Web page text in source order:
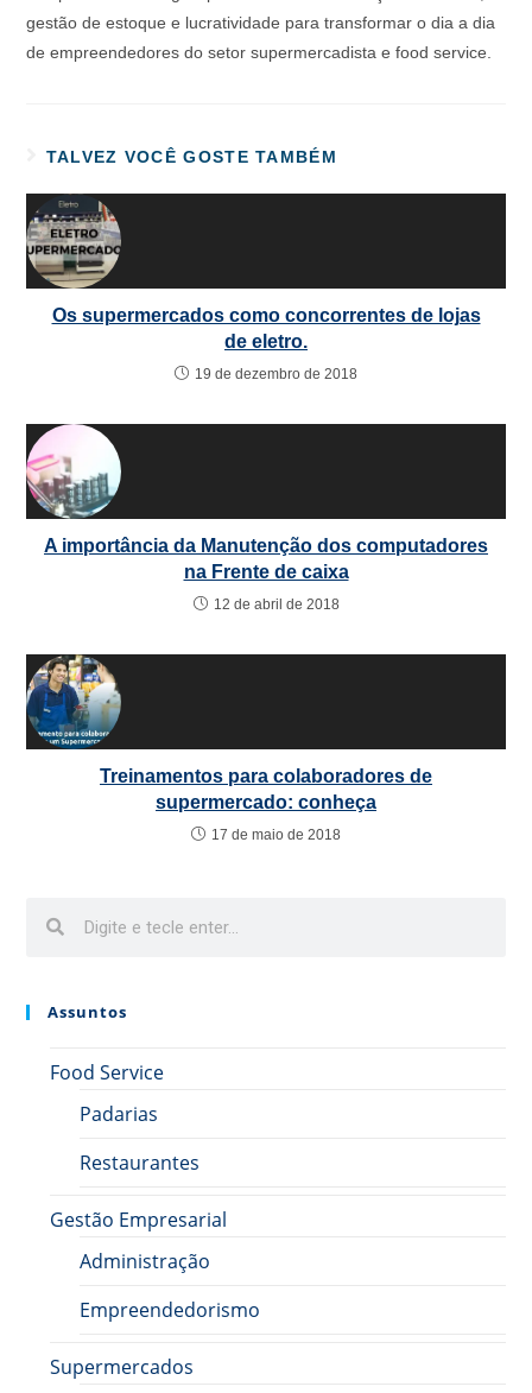
gestão de estoque e lucratividade para transformar o dia a dia
de empreendedores do setor supermercadista e food service.
TALVEZ VOCÊ GOSTE TAMBÉM
Os supermercados como concorrentes de lojas
de eletro.
19 de dezembro de 2018
A importância da Manutenção dos computadores
na Frente de caixa
12 de abril de 2018
Treinamentos para colaboradores de
supermercado: conheça
17 de maio de 2018
Assuntos
Food Service
Padarias
Restaurantes
Gestão Empresarial
Administração
Empreendedorismo
Supermercados